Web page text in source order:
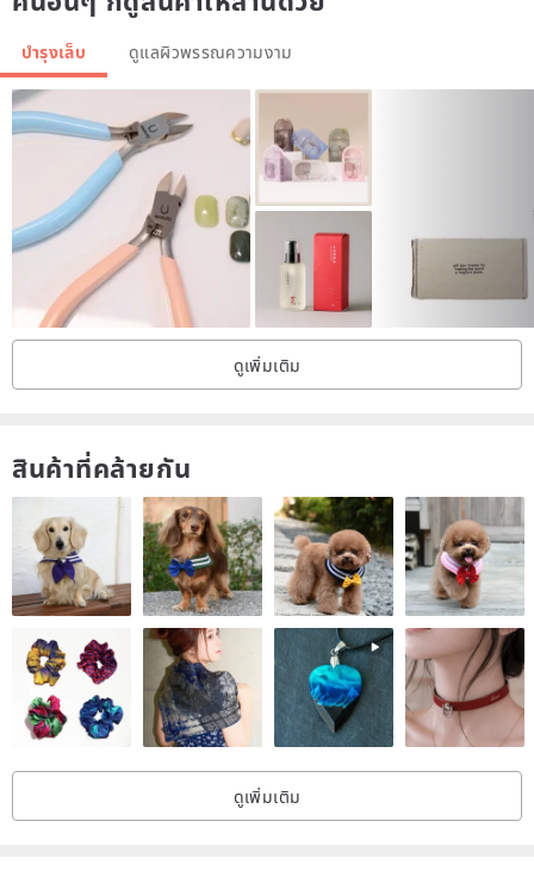
Shelf life: 3 years
Made in Taiwan
บำรุงเล็บ ดูแลผิวพรรณความงาม
ดูเพิ่มเติม
สินค้าที่คล้ายกัน
ดูเพิ่มเติม